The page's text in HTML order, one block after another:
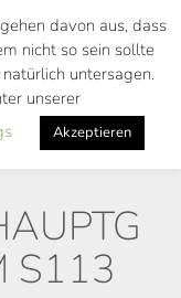
S113
davon aus, dass
nicht so sein sollte
untersagen.
unserer
Akzeptieren